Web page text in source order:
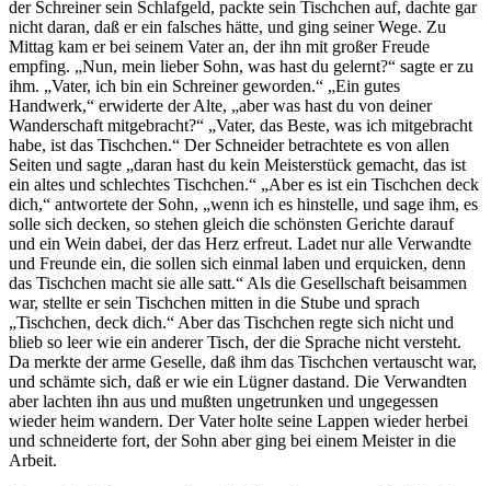
der Schreiner sein Schlafgeld, packte sein Tischchen auf, dachte gar
nicht daran, daß er ein falsches hätte, und ging seiner Wege. Zu
Mittag kam er bei seinem Vater an, der ihn mit großer Freude
empfing. „Nun, mein lieber Sohn, was hast du gelernt?“ sagte er zu
ihm. „Vater, ich bin ein Schreiner geworden.“ „Ein gutes
Handwerk,“ erwiderte der Alte, „aber was hast du von deiner
Wanderschaft mitgebracht?“ „Vater, das Beste, was ich mitgebracht
habe, ist das Tischchen.“ Der Schneider betrachtete es von allen
Seiten und sagte „daran hast du kein Meisterstück gemacht, das ist
ein altes und schlechtes Tischchen.“ „Aber es ist ein Tischchen deck
dich,“ antwortete der Sohn, „wenn ich es hinstelle, und sage ihm, es
solle sich decken, so stehen gleich die schönsten Gerichte darauf
und ein Wein dabei, der das Herz erfreut. Ladet nur alle Verwandte
und Freunde ein, die sollen sich einmal laben und erquicken, denn
das Tischchen macht sie alle satt.“ Als die Gesellschaft beisammen
war, stellte er sein Tischchen mitten in die Stube und sprach
„Tischchen, deck dich.“ Aber das Tischchen regte sich nicht und
blieb so leer wie ein anderer Tisch, der die Sprache nicht versteht.
Da merkte der arme Geselle, daß ihm das Tischchen vertauscht war,
und schämte sich, daß er wie ein Lügner dastand. Die Verwandten
aber lachten ihn aus und mußten ungetrunken und ungegessen
wieder heim wandern. Der Vater holte seine Lappen wieder herbei
und schneiderte fort, der Sohn aber ging bei einem Meister in die
Arbeit.